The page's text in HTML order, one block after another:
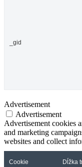
_gid
Advertisement
Advertisement
Advertisement cookies
and marketing
websites and collect
Cookie Dĺžka